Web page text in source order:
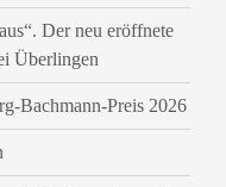
Der neu eröffnete
Überlingen
Bachmann-Preis 2026